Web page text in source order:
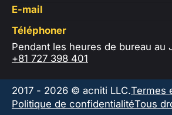
E-mail
Téléphoner
Pendant les heures de bureau au
+81 727 398 401
2017 - 2026 © acniti LLC.Termes
Politique de confidentialitéTous